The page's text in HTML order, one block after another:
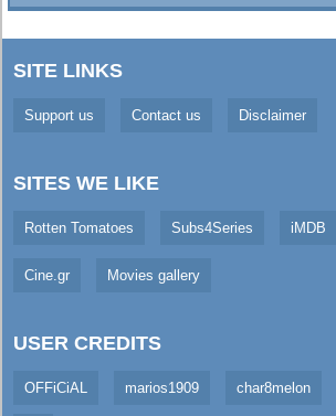
SITE LINKS
Support us Contact us Disclaimer
SITES WE LIKE
Rotten Tomatoes Subs4Series iMDB
Cine.gr Movies gallery
USER CREDITS
OFFiCiAL marios1909 char8melon